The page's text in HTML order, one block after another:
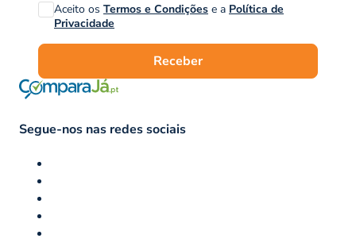
Aceito os Termos e Condições e a Política de
Privacidade
Receber
Segue-nos nas redes sociais